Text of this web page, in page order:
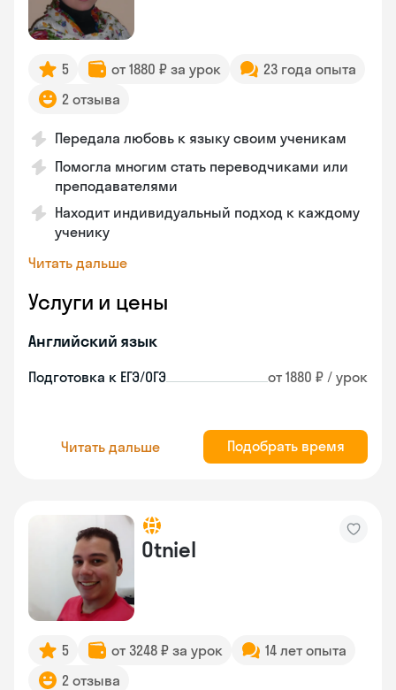
5 от 1880 ₽ за урок
23 года опыта
2 отзыва
Передала любовь к языку своим ученикам
Помогла многим стать переводчиками или
преподавателями
Находит индивидуальный подход к каждому
ученику
Читать дальше
Услуги и цены
Английский язык
Подготовка к ЕГЭ/ОГЭ от 1880 ₽ / урок
Читать дальше Подобрать время
Otniel
5 от 3248 ₽ за урок
14 лет опыта
2 отзыва